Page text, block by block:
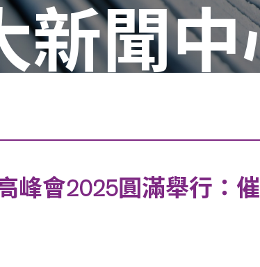
新聞中
峰會2025圓滿舉行：